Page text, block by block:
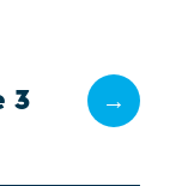
3 →